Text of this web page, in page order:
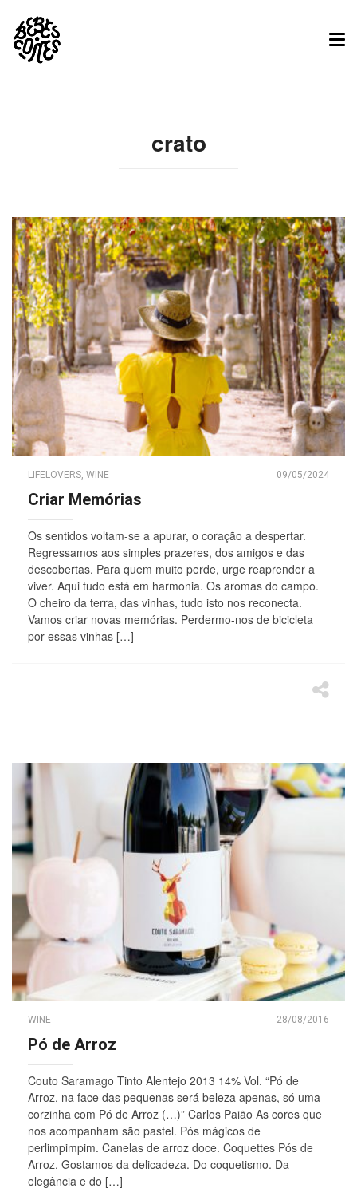
crato
LIFELOVERS WINE 09/05/2024
Criar Memórias
Os sentidos voltam-se a apurar, o coração a despertar.
Regressamos aos simples prazeres, dos amigos e das
descobertas. Para quem muito perde, urge reaprender a
viver. Aqui tudo está em harmonia. Os aromas do campo.
O cheiro da terra, das vinhas, tudo isto nos reconecta.
Vamos criar novas memórias. Perdermo-nos de bicicleta
por essas vinhas […]
WINE 28/08/2016
Pó de Arroz
Couto Saramago Tinto Alentejo 2013 14% Vol. “Pó de
Arroz, na face das pequenas será beleza apenas, só uma
corzinha com Pó de Arroz (…)” Carlos Paião As cores que
nos acompanham são pastel. Pós mágicos de
perlimpimpim. Canelas de arroz doce. Coquettes Pós de
Arroz. Gostamos da delicadeza. Do coquetismo. Da
elegância e do […]